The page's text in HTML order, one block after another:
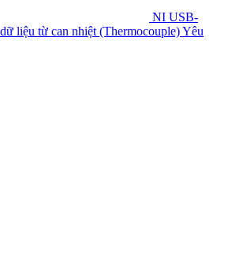
NI USB-
liệu từ can nhiệt (Thermocouple)Yêu